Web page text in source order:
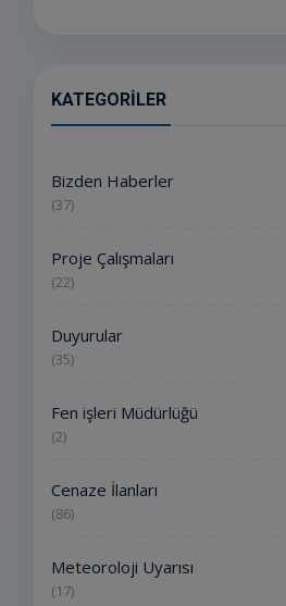
KATEGORILER
Bizden Haberler
(37)
Proje Çalışmaları
(22)
Duyurular
(35)
Fen işleri Müdürlüğü
(2)
Cenaze İlanları
(86)
Meteoroloji Uyarısı
(17)